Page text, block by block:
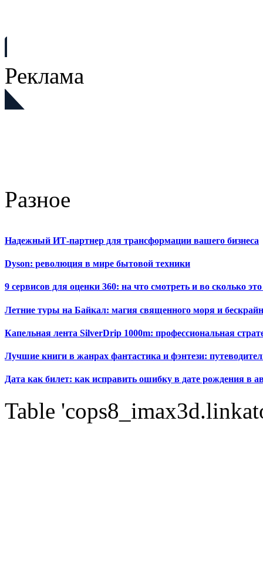
Реклама
Разное
Надежный ИТ-партнер для трансформации вашего бизнеса
Dyson: революция в мире бытовой техники
9 сервисов для оценки 360: на что смотреть и во сколько это
Летние туры на Байкал: магия священного моря и
Капельная лента SilverDrip 1000m: профессиональная
Лучшие книги в жанрах фантастика и фэнтези:
Дата как билет: как исправить ошибку в дате рождения в
Table